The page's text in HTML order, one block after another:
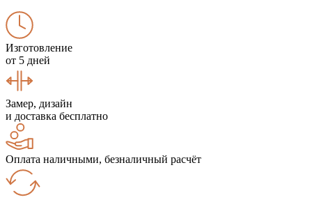
Изготовление
от 5 дней
Замер, дизайн
и доставка бесплатно
Оплата наличными, безналичный расчёт